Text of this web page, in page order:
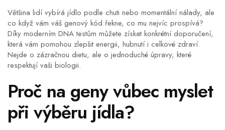
Většina lidí vybírá jídlo podle chuti nebo momentální nálady, ale
co když vám váš genový kód řekne, co mu nejvíc prospívá?
Díky moderním DNA testům můžete získat konkrétní doporučení,
která vám pomohou zlepšit energii, hubnutí i celkové zdraví.
Nejde o zázračnou dietu, ale o jednoduché úpravy, které
respektují vaši biologii.
Proč na geny vůbec myslet
při výběru jídla?